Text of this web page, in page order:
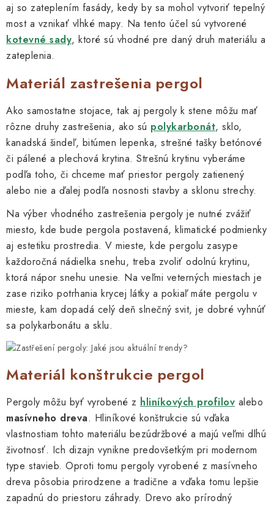
aj so zateplením fasády, kedy by sa mohol vytvoriť tepelný
most a vznikať vlhké mapy. Na tento účel sú vytvorené
kotevné sady, ktoré sú vhodné pre daný druh materiálu a
zateplenia.
Materiál zastrešenia pergol
Ako samostatne stojace, tak aj pergoly k stene môžu mať
rôzne druhy zastrešenia, ako sú polykarbonát, sklo,
kanadská šindeľ, bitúmen lepenka, strešné tašky betónové
či pálené a plechová krytina. Strešnú krytinu vyberáme
podľa toho, či chceme mať priestor pergoly zatienený
alebo nie a ďalej podľa nosnosti stavby a sklonu strechy.
Na výber vhodného zastrešenia pergoly je nutné zvážiť
miesto, kde bude pergola postavená, klimatické podmienky
aj estetiku prostredia. V mieste, kde pergolu zasype
každoročná nádielka snehu, treba zvoliť odolnú krytinu,
ktorá nápor snehu unesie. Na veľmi veterných miestach je
zase riziko potrhania krycej látky a pokiaľ máte pergolu v
mieste, kam dopadá celý deň slnečný svit, je dobré vyhnúť
sa polykarbonátu a sklu.
Materiál konštrukcie pergol
Pergoly môžu byť vyrobené z hliníkových profilov alebo
masívneho dreva. Hliníkové konštrukcie sú vďaka
vlastnostiam tohto materiálu bezúdržbové a majú veľmi dlhú
životnosť. Ich dizajn vynikne predovšetkým pri modernom
type stavieb. Oproti tomu pergoly vyrobené z masívneho
dreva pôsobia prirodzene a tradične a vďaka tomu lepšie
zapadnú do priestoru záhrady. Drevo ako prírodný